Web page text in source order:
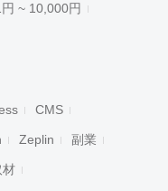
~ 10,000円
CMS
Zeplin 副業
材